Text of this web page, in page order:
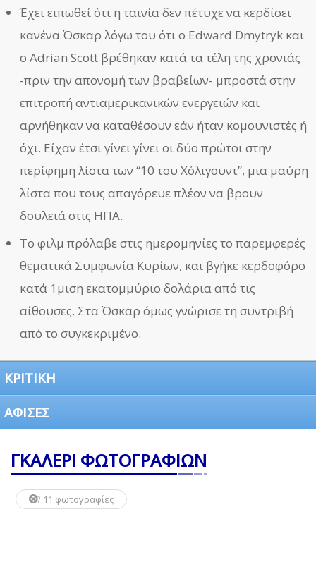
Έχει ειπωθεί ότι η ταινία δεν πέτυχε να κερδίσει
κανένα Όσκαρ λόγω του ότι ο Edward Dmytryk και
ο Adrian Scott βρέθηκαν κατά τα τέλη της χρονιάς
-πριν την απονομή των βραβείων- μπροστά στην
επιτροπή αντιαμερικανικών ενεργειών και
αρνήθηκαν να καταθέσουν εάν ήταν κομουνιστές ή
όχι. Είχαν έτσι γίνει γίνει οι δύο πρώτοι στην
περίφημη λίστα των “10 του Χόλιγουντ”, μια μαύρη
λίστα που τους απαγόρευε πλέον να βρουν
δουλειά στις ΗΠΑ.
Το φιλμ πρόλαβε στις ημερομηνίες το παρεμφερές
θεματικά Συμφωνία Κυρίων, και βγήκε κερδοφόρο
κατά 1μιση εκατομμύριο δολάρια από τις
αίθουσες. Στα Όσκαρ όμως γνώρισε τη συντριβή
από το συγκεκριμένο.
ΚΡΙΤΙΚΗ
ΑΦΙΣΕΣ
ΓΚΑΛΕΡΙ ΦΩΤΟΓΡΑΦΙΩΝ
11 φωτογραφίες